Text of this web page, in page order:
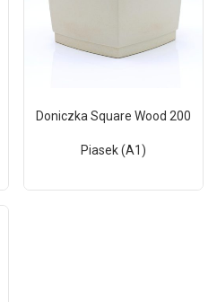
Doniczka Square Wood 200
Piasek (A1)